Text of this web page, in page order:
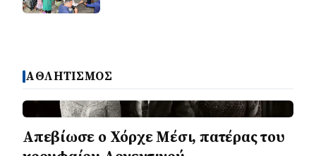
ΑΘΛΗΤΙΣΜΟΣ
Απεβίωσε ο Χόρχε Μέσι, πατέρας του